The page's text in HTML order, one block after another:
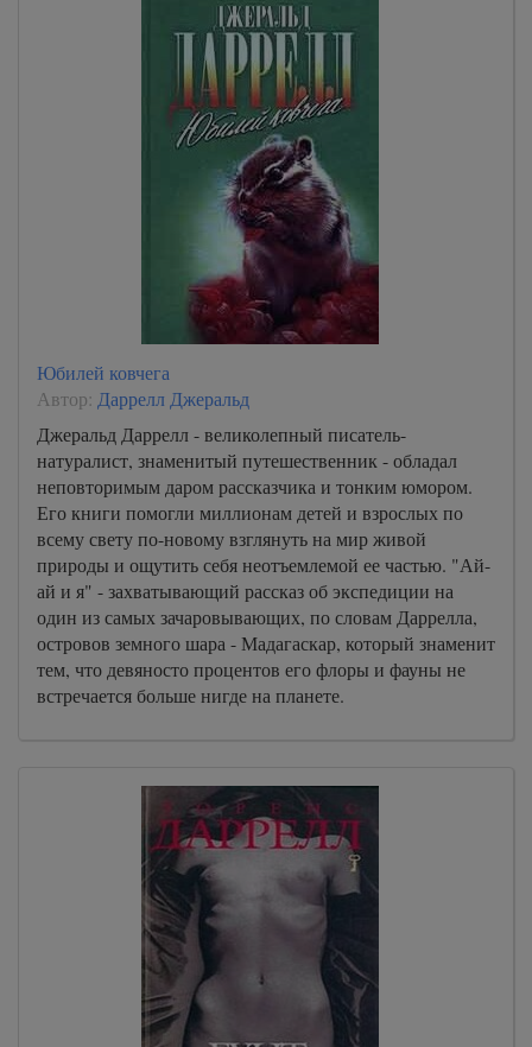
Юбилей ковчега
Автор: Даррелл Джеральд
Джеральд Даррелл - великолепный писатель-
натуралист, знаменитый путешественник - обладал
неповторимым даром рассказчика и тонким юмором.
Его книги помогли миллионам детей и взрослых по
всему свету по-новому взглянуть на мир живой
природы и ощутить себя неотъемлемой ее частью. "Ай-
ай и я" - захватывающий рассказ об экспедиции на
один из самых зачаровывающих, по словам Даррелла,
островов земного шара - Мадагаскар, который знаменит
тем, что девяносто процентов его флоры и фауны не
встречается больше нигде на планете.